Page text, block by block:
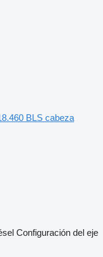
BLS cabeza
Configuración del eje